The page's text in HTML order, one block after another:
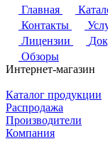
Главная
Контакты
Лицензии
Обзоры
Интернет-магазин
Каталог продукции
Распродажа
Производители
Компания